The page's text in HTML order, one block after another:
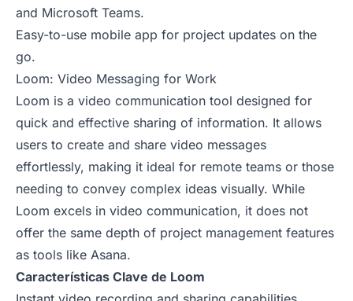
and Microsoft Teams.
Easy-to-use mobile app for project updates on the
go.
Loom: Video Messaging for Work
Loom is a video communication tool designed for
quick and effective sharing of information. It allows
users to create and share video messages
effortlessly, making it ideal for remote teams or those
needing to convey complex ideas visually. While
Loom excels in video communication, it does not
offer the same depth of project management features
as tools like Asana.
Características Clave de Loom